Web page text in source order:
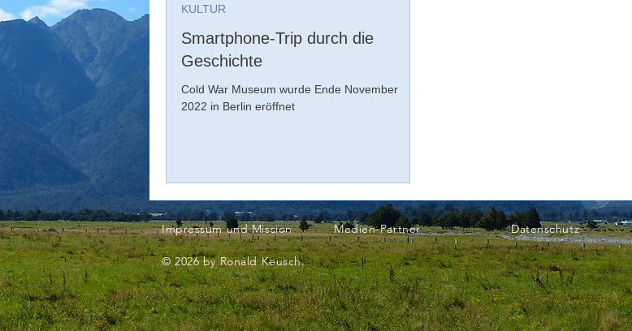
Smartphone-Trip durch die
Geschichte
Cold War Museum wurde Ende November
2022 in Berlin eröffnet
KULTUR
Impressum und Mission Medien-Partner Datenschutz
© 2026 by Ronald Keusch.